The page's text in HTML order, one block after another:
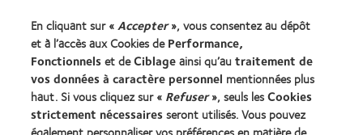
Carrières chez CooperVision
Actualités
Contact
Légal
En cliquant sur «Accepter», vous consentez au dépôt
et à l’accès aux Cookies dePerformance,
Fonctionnelset deCiblageainsi qu’autraitement de
vos données à caractère personnel mentionnées plus
haut. Si vous cliquez sur « Refuser», seuls lesCookies
strictement nécessairesseront utilisés. Vous pouvez